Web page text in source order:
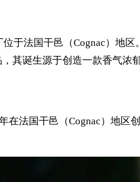
位于法国干邑（Cognac）
其诞生源于创造一款香气浓
在法国干邑（Cognac）地